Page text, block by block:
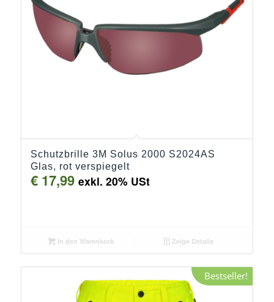
Schutzbrille 3M Solus 2000 S2024AS
Glas, rot verspiegelt
€17,99 exkl. 20% USt
In den Warenkorb Zeige Details
Bestseller!